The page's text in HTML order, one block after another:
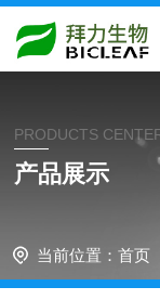
PRODUCTS
产品展示
当前位置： 首页